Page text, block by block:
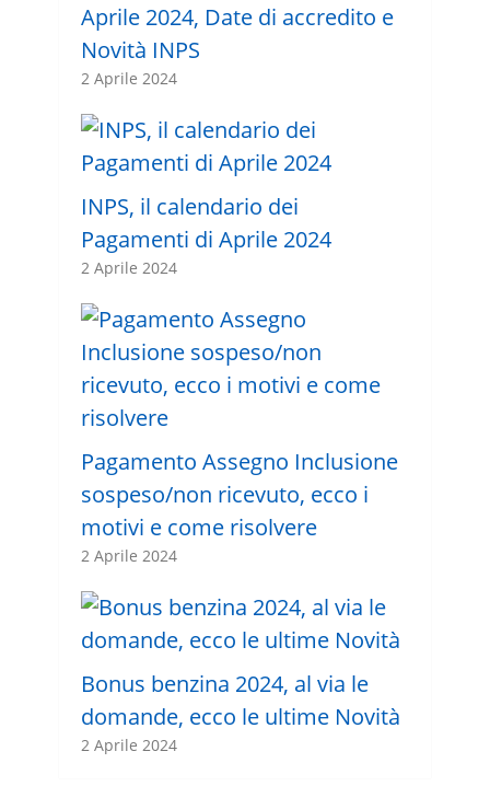
Aprile 2024, Date di accredito e
Novità INPS
2 Aprile 2024
INPS, il calendario dei
Pagamenti di Aprile 2024
2 Aprile 2024
Pagamento Assegno Inclusione
sospeso/non ricevuto, ecco i
motivi e come risolvere
2 Aprile 2024
Bonus benzina 2024, al via le
domande, ecco le ultime Novità
2 Aprile 2024